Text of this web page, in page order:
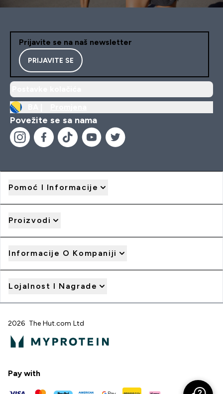
Prijavite se na naš newsletter
PRIJAVITE SE
Povežite se sa nama
Pomoć I Informacije
Proizvodi
Informacije O Kompaniji
Lojalnost I Nagrade
2026 The Hut.com Ltd
Pay with